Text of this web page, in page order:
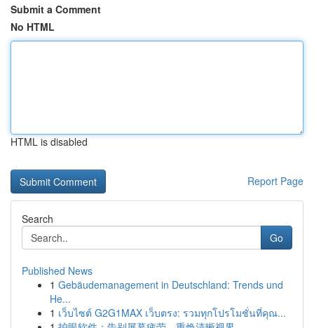
Submit a Comment
No HTML
HTML is disabled
Report Page
Search
Go
Published News
1 Gebäudemanagement in Deutschland: Trends und
He...
1 เว็บไซต์ G2G1MAX เว็บตรง: รวมทุกโปรโมชั่นที่คุณ...